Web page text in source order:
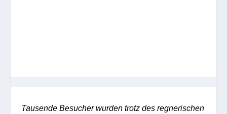
Tausende Besucher wurden trotz des regnerischen